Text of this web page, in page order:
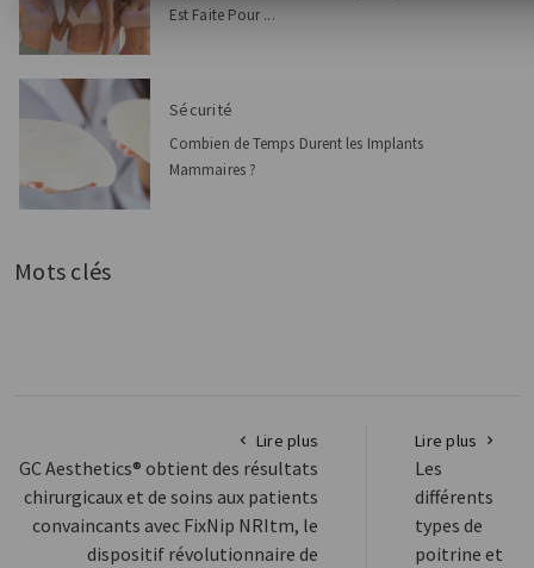
Est Faite Pour ...
Sécurité
Combien de Temps Durent les Implants
Mammaires ?
Mots clés
Lire plus
GC Aesthetics® obtient des résultats
chirurgicaux et de soins aux patients
convaincants avec FixNip NRItm, le
dispositif révolutionnaire de
Lire plus
Les
différents
types de
poitrine et